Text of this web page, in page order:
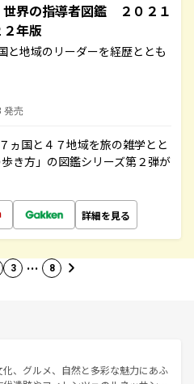
界の指導者図鑑 ２０２１
２年版
と地域のリーダーを経歴ととも
発売
ヵ国と４７地域を旅の雑学とと
き方」の図鑑シリーズ第２弾が
詳細を見る
3 … 8
、グルメ、自然と多彩な魅力にあふ